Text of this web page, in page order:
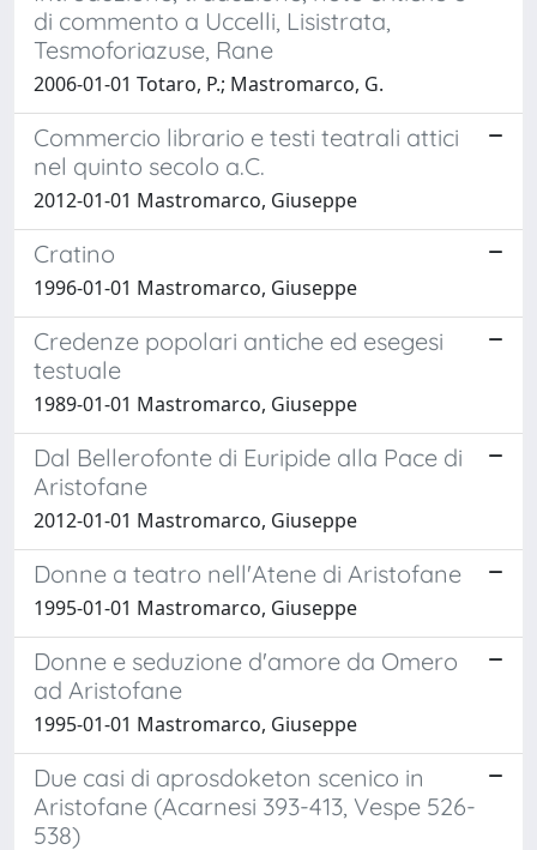
di commento a Uccelli, Lisistrata,
Tesmoforiazuse, Rane
2006-01-01 Totaro, P.; Mastromarco, G.
Commercio librario e testi teatrali attici
nel quinto secolo a.C.
2012-01-01 Mastromarco, Giuseppe
Cratino
1996-01-01 Mastromarco, Giuseppe
Credenze popolari antiche ed esegesi
testuale
1989-01-01 Mastromarco, Giuseppe
Dal Bellerofonte di Euripide alla Pace di
Aristofane
2012-01-01 Mastromarco, Giuseppe
Donne a teatro nell'Atene di Aristofane
1995-01-01 Mastromarco, Giuseppe
Donne e seduzione d'amore da Omero
ad Aristofane
1995-01-01 Mastromarco, Giuseppe
Due casi di aprosdoketon scenico in
Aristofane (Acarnesi 393-413, Vespe 526-
538)